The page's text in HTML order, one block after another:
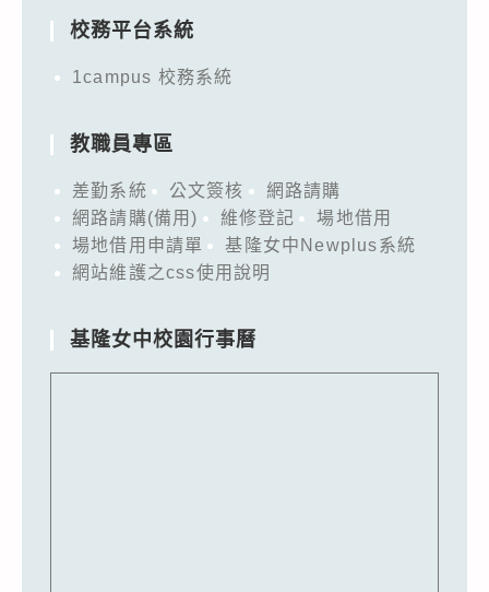
校務平台系統
1campus 校務系統
教職員專區
差勤系統 公文簽核
網路請購
網路請購(備用)
維修登記
場地借用
場地借用申請單
基隆女中Newplus系統
網站維護之css使用說明
基隆女中校園行事曆